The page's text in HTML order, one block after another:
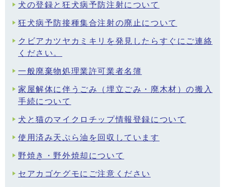
犬の登録と狂犬病予防注射について
狂犬病予防接種集合注射の廃止について
クビアカツヤカミキリを発見したらすぐにご連絡
ください。
一般廃棄物処理業許可業者名簿
家屋解体に伴うごみ（埋立ごみ・廃木材）の搬入
手続について
犬と猫のマイクロチップ情報登録について
使用済み天ぷら油を回収しています
野焼き・野外焼却について
セアカゴケグモにご注意ください